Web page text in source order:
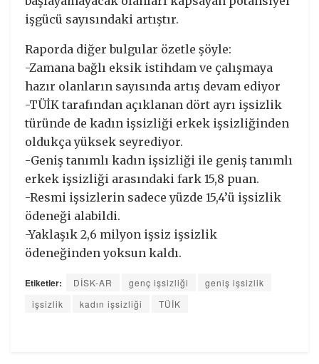
işgücü sayısındaki artıştır.
Raporda diğer bulgular özetle şöyle:
-Zamana bağlı eksik istihdam ve çalışmaya
hazır olanların sayısında artış devam ediyor
-TÜİK tarafından açıklanan dört ayrı işsizlik
türünde de kadın işsizliği erkek işsizliğinden
oldukça yüksek seyrediyor.
-Geniş tanımlı kadın işsizliği ile geniş tanımlı
erkek işsizliği arasındaki fark 15,8 puan.
-Resmi işsizlerin sadece yüzde 15,4’ü işsizlik
ödeneği alabildi.
-Yaklaşık 2,6 milyon işsiz işsizlik
ödeneğinden yoksun kaldı.
Etiketler: DİSK-AR genç işsizliği
geniş işsizlik
işsizlik
kadın işsizliği TÜİK